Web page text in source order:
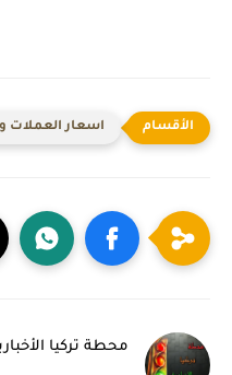
اسعار العملات
محطة تركيا